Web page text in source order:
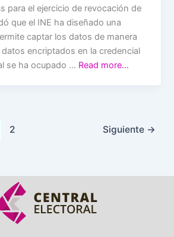
para el ejercicio de revocación de
que el INE ha diseñado una
captar los datos de manera
encriptados en la credencial
se ha ocupado … Read more…
2 Siguiente →